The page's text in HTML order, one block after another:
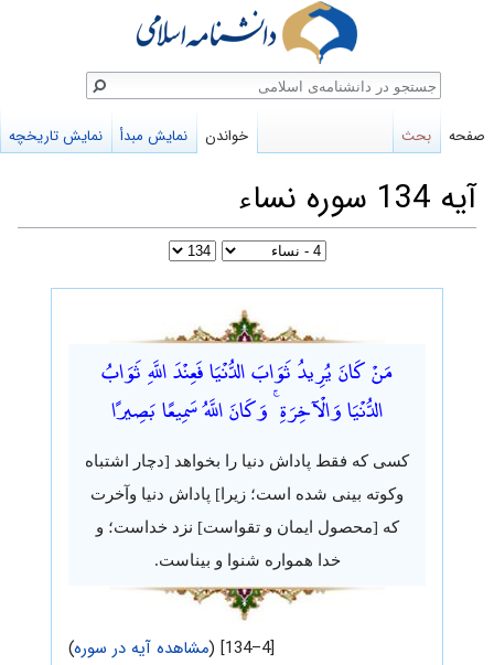
آیه 134 سوره نساء
مَنْ كَانَ يُرِيدُ ثَوَابَ الدُّنْيَا فَعِنْدَ اللَّهِ ثَوَابُ
الدُّنْيَا وَالْآخِرَةِ ۚ وَكَانَ اللَّهُ سَمِيعًا بَصِيرًا
کسی که فقط پاداش دنیا را بخواهد [دچار اشتباه
وکوته بینی شده است؛ زیرا] پاداش دنیا وآخرت
که [محصول ایمان و تقواست] نزد خداست؛ و
خدا همواره شنوا و بیناست.
[4–134] ( مشاهده آیه در سوره)
صفحه بحث خواندن نمایش مبدأ نمایش تاریخچه
جستجو